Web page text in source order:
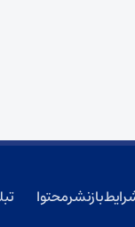
بازنشر محتوا